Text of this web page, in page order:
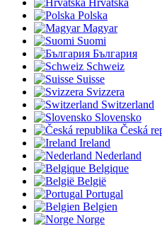
Polska
Magyar
Suomi
България
Schweiz
Suisse
Svizzera
Switzerland
Slovensko
Česká
Ireland
Nederland
Belgique
België
Portugal
Belgien
Norge